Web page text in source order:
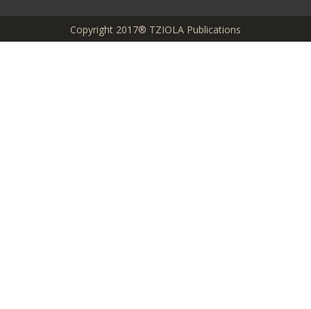
Copyright 2017® TZIOLA Publications